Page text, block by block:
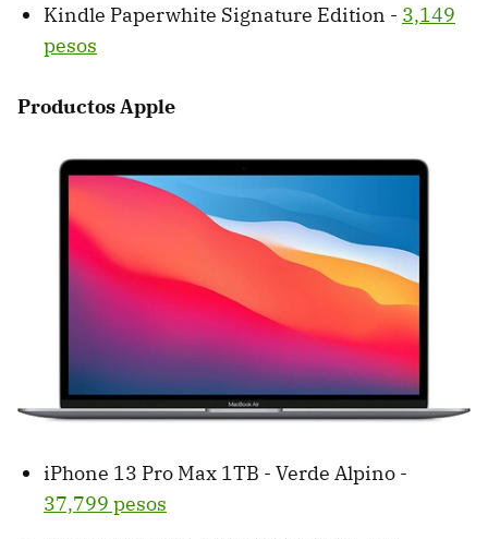
Kindle Paperwhite Signature Edition - 3,149
pesos
Productos Apple
iPhone 13 Pro Max 1TB - Verde Alpino -
37,799 pesos